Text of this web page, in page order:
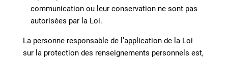
communication ou leur conservation ne sont pas
autorisées par la Loi.
La personne responsable de l’application de la Loi
sur la protection des renseignements personnels est,